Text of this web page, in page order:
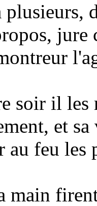
soir il les
et
au feu les
main